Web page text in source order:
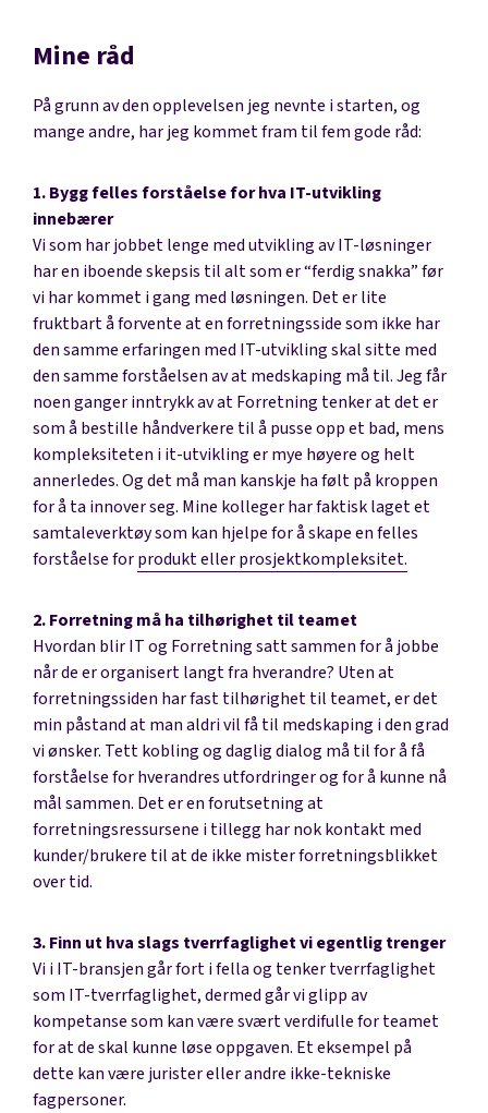
Mine råd
På grunn av den opplevelsen jeg nevnte i starten, og
mange andre, har jeg kommet fram til fem gode råd:
1. Bygg felles forståelse for hva IT-utvikling
innebærer
Vi som har jobbet lenge med utvikling av IT-løsninger
har en iboende skepsis til alt som er “ferdig snakka” før
vi har kommet i gang med løsningen. Det er lite
fruktbart å forvente at en forretningsside som ikke har
den samme erfaringen med IT-utvikling skal sitte med
den samme forståelsen av at medskaping må til. Jeg får
noen ganger inntrykk av at Forretning tenker at det er
som å bestille håndverkere til å pusse opp et bad, mens
kompleksiteten i it-utvikling er mye høyere og helt
annerledes. Og det må man kanskje ha følt på kroppen
for å ta innover seg. Mine kolleger har faktisk laget et
samtaleverktøy som kan hjelpe for å skape en felles
forståelse forprodukt eller prosjektkompleksitet.
2. Forretning må ha tilhørighet til teamet
Hvordan blir IT og Forretning satt sammen for å jobbe
når de er organisert langt fra hverandre? Uten at
forretningssiden har fast tilhørighet til teamet, er det
min påstand at man aldri vil få til medskaping i den grad
vi ønsker. Tett kobling og daglig dialog må til for å få
forståelse for hverandres utfordringer og for å kunne nå
mål sammen. Det er en forutsetning at
forretningsressursene i tillegg har nok kontakt med
kunder/brukere til at de ikke mister forretningsblikket
over tid.
3. Finn ut hva slags tverrfaglighet vi egentlig trenger
Vi i IT-bransjen går fort i fella og tenker tverrfaglighet
som IT-tverrfaglighet, dermed går vi glipp av
kompetanse som kan være svært verdifulle for teamet
for at de skal kunne løse oppgaven. Et eksempel på
dette kan være jurister eller andre ikke-tekniske
fagpersoner.